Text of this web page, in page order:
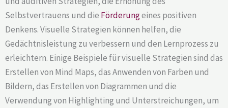
Selbstvertrauens und die Förderungeines positiven
Denkens. Visuelle Strategien können helfen, die
Gedächtnisleistung zu verbessern und den Lernprozess zu
erleichtern. Einige Beispiele für visuelle Strategien sind das
Erstellen von Mind Maps, das Anwenden von Farben und
Bildern, das Erstellen von Diagrammen und die
Verwendung von Highlighting und Unterstreichungen, um